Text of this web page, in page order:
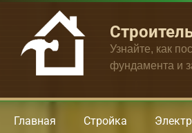
Узнайте, как
фундамента и
Главная Стройка